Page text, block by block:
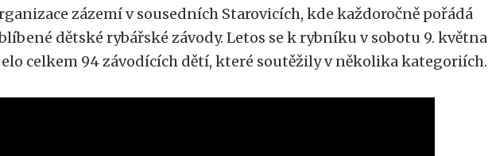
zázemí v sousedních Starovicích, kde každoročně pořádá
dětské rybářské závody. Letos se k rybníku v sobotu 9. května
celkem 94 závodících dětí, které soutěžily v několika kategoriích.